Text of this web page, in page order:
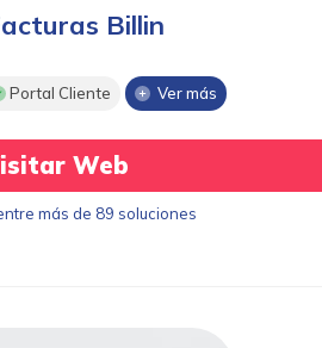
Billin
Portal Cliente Ver más
Web
más de 89 soluciones